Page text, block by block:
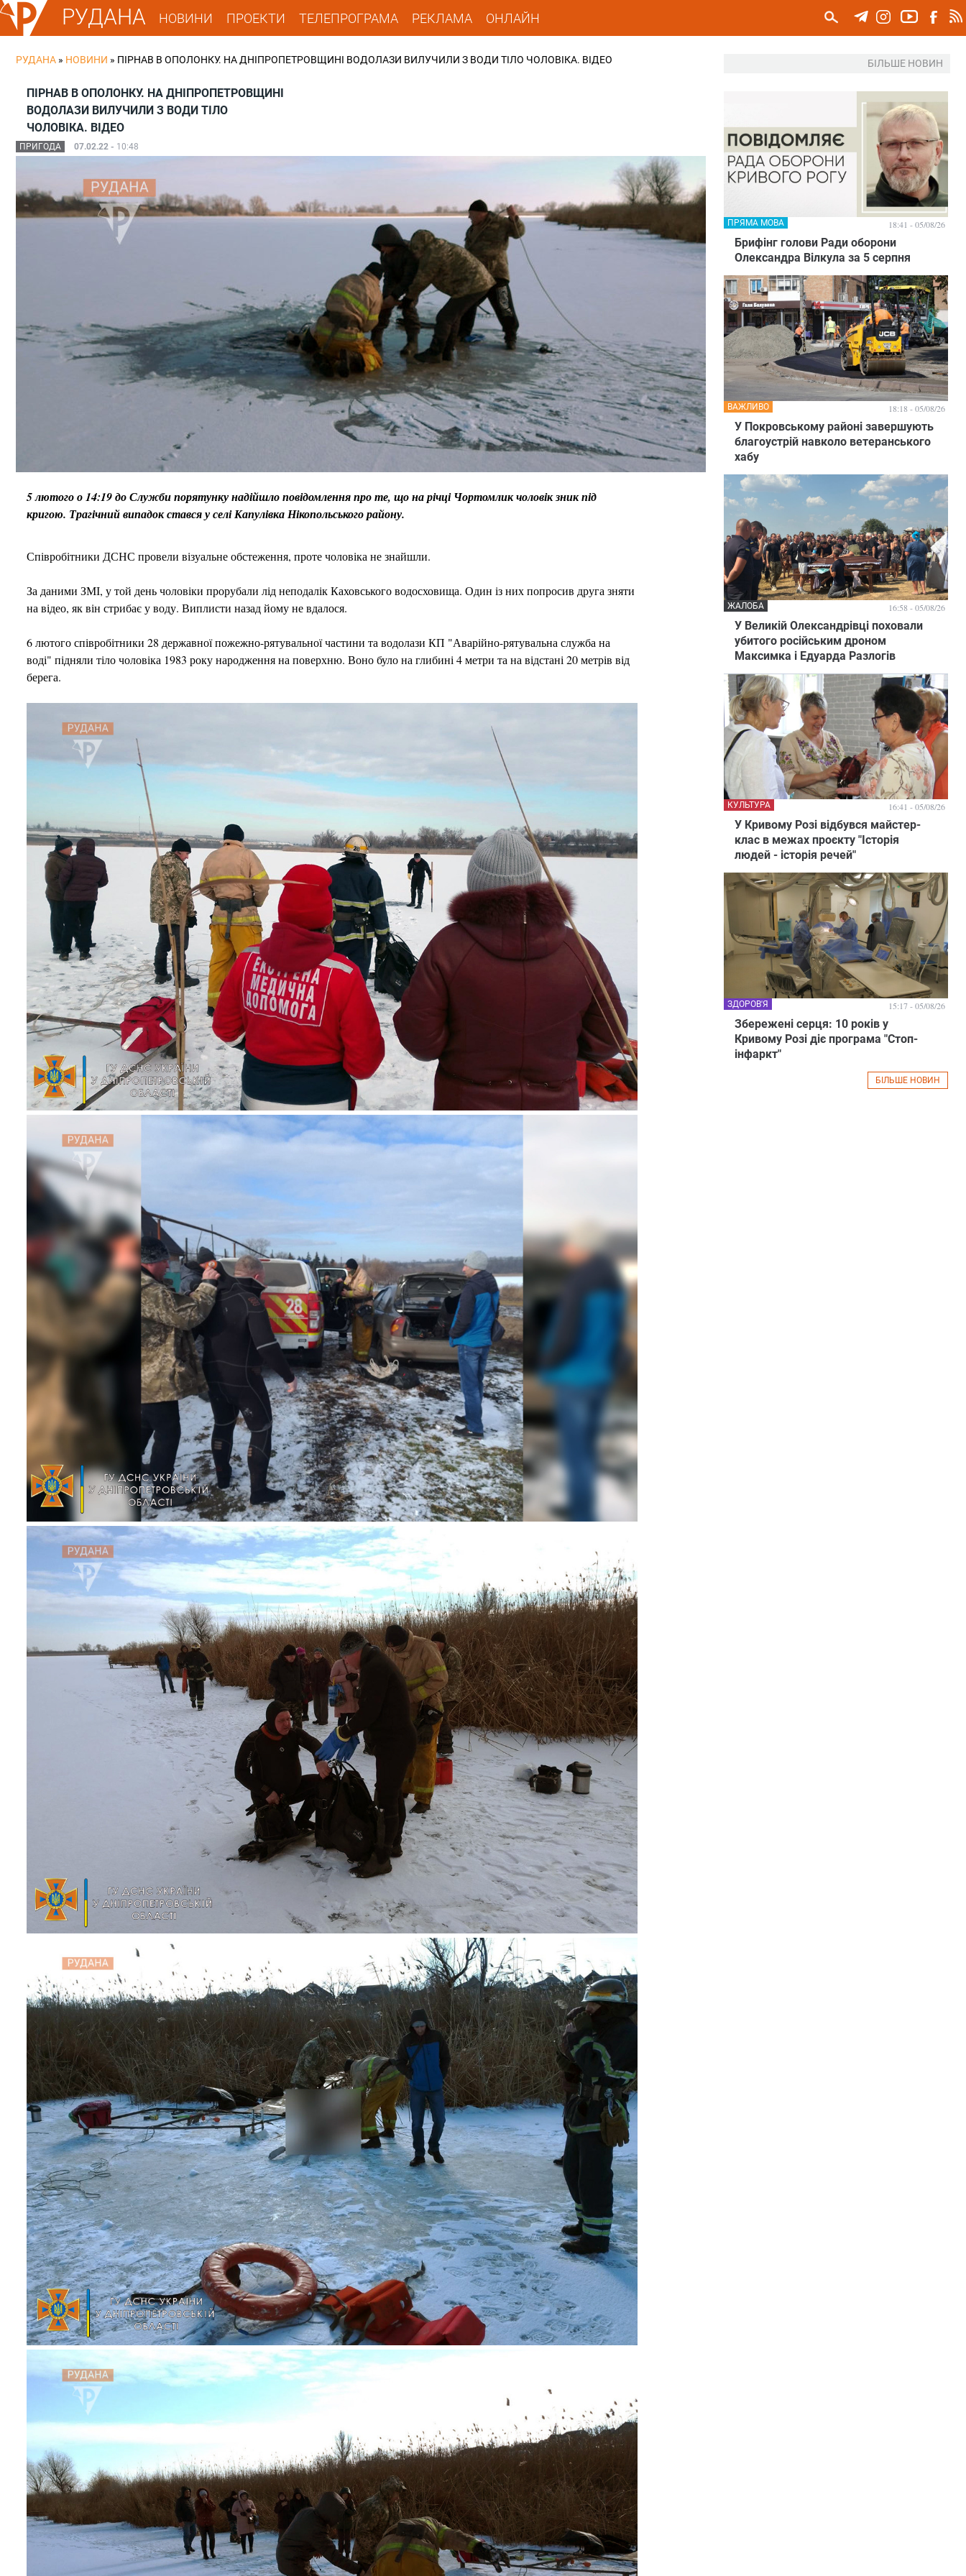
РУДАНА НОВИНИ ПРОЕКТИ ТЕЛЕПРОГРАМА РЕКЛАМА ОНЛАЙН
РУДАНА » НОВИНИ » ПІРНАВ В ОПОЛОНКУ. НА ДНІПРОПЕТРОВЩИНІ ВОДОЛАЗИ ВИЛУЧИЛИ З ВОДИ ТІЛО ЧОЛОВІКА. ВІДЕО
ПІРНАВ В ОПОЛОНКУ. НА ДНІПРОПЕТРОВЩИНІ
ВОДОЛАЗИ ВИЛУЧИЛИ З ВОДИ ТІЛО
ЧОЛОВІКА. ВІДЕО
ПРИГОДА 07.02.22 - 10:48
5 лютого о 14:19 до Служби порятунку надійшло повідомлення про те, що на річці Чортомлик чоловік зник під
кригою. Трагічний випадок стався у селі Капулівка Нікопольського району.
Співробітники ДСНС провели візуальне обстеження, проте чоловіка не знайшли.
За даними ЗМІ, у той день чоловіки прорубали лід неподалік Каховського водосховища. Один із них попросив друга зняти
на відео, як він стрибає у воду. Виплисти назад йому не вдалося.
6 лютого співробітники 28 державної пожежно-рятувальної частини та водолази КП "Аварійно-рятувальна служба на
воді" підняли тіло чоловіка 1983 року народження на поверхню. Воно було на глибині 4 метри та на відстані 20 метрів від
берега.
БІЛЬШЕ НОВИН
Брифінг голови Ради оборони
Олександра Вілкула за 5 серпня
ПРЯМА МОВА 18:41 - 05/08/26
У Покровському районі завершують
благоустрій навколо ветеранського
хабу
ВАЖЛИВО 18:18 - 05/08/26
У Великій Олександрівці поховали
убитого російським дроном
Максимка і Едуарда Разлогів
ЖАЛОБА 16:58 - 05/08/26
У Кривому Розі відбувся майстер-
клас в межах проєкту "Історія
людей - історія речей"
КУЛЬТУРА 16:41 - 05/08/26
Збережені серця: 10 років у
Кривому Розі діє програма "Стоп-
інфаркт"
ЗДОРОВ'Я 15:17 - 05/08/26
БІЛЬШЕ НОВИН